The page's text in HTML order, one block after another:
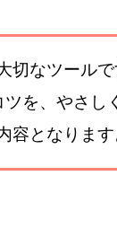
切なツール
を、やさし
容となります